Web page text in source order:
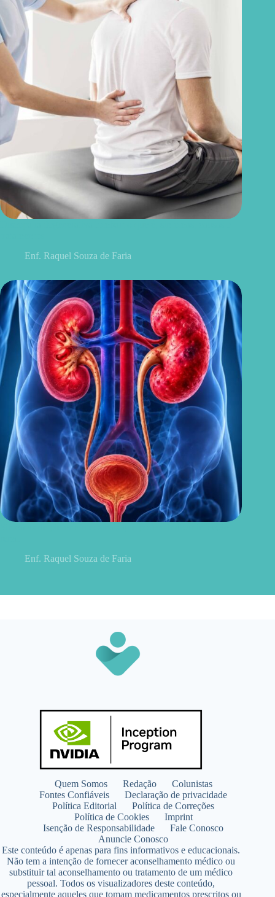
Enf. Raquel Souza de Faria
Enf. Raquel Souza de Faria
Quem Somos Redação
Colunistas
Fontes Confiáveis
Declaração de privacidade
Política Editorial
Política de Correções
Política de Cookies
Imprint
Isenção de Responsabilidade
Fale Conosco
Anuncie Conosco
Este conteúdo é apenas para fins informativos e educacionais.
Não tem a intenção de fornecer aconselhamento médico ou
substituir tal aconselhamento ou tratamento de um médico
pessoal. Todos os visualizadores deste conteúdo,
especialmente aqueles que tomam medicamentos prescritos ou